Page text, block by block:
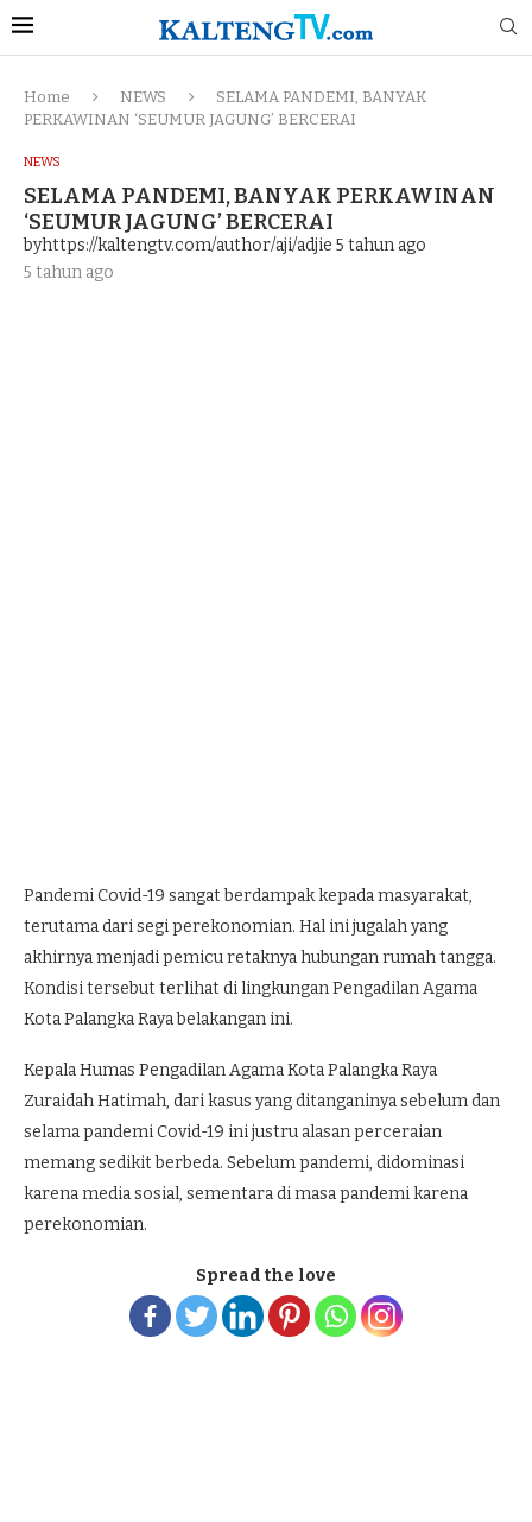
Home NEWS
SELAMA PANDEMI, BANYAK
PERKAWINAN ‘SEUMUR JAGUNG’ BERCERAI
NEWS
SELAMA PANDEMI, BANYAK PERKAWINAN
‘SEUMUR JAGUNG’ BERCERAI
byhttps://kaltengtv.com/author/aji/adjie 5 tahun ago
5 tahun ago
Pandemi Covid-19 sangat berdampak kepada masyarakat,
terutama dari segi perekonomian. Hal ini jugalah yang
akhirnya menjadi pemicu retaknya hubungan rumah tangga.
Kondisi tersebut terlihat di lingkungan Pengadilan Agama
Kota Palangka Raya belakangan ini.
Kepala Humas Pengadilan Agama Kota Palangka Raya
Zuraidah Hatimah, dari kasus yang ditanganinya sebelum dan
selama pandemi Covid-19 ini justru alasan perceraian
memang sedikit berbeda. Sebelum pandemi, didominasi
karena media sosial, sementara di masa pandemi karena
perekonomian.
Spread the love